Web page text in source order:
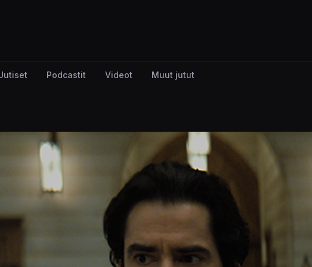
Podcastit Videot Muut jutut